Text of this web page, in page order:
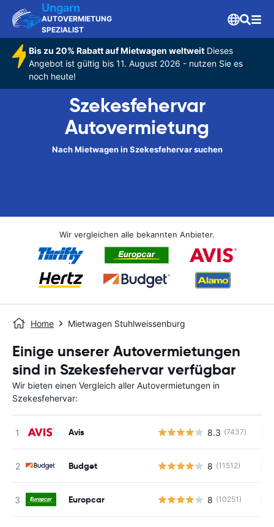
Ungarn
AUTOVERMIETUNG
SPEZIALIST
Bis zu 20% Rabatt auf Mietwagen weltweitDieses
Angebot ist gültig bis 11. August 2026 - nutzen Sie es
noch heute!
Szekesfehervar
Autovermietung
Nach Mietwagen in Szekesfehervar suchen
Wir vergleichen alle bekannten Anbieter.
Home Mietwagen Stuhlweissenburg
Einige unserer Autovermietungen
sind in Szekesfehervar verfügbar
Wir bieten einen Vergleich aller Autovermietungen in
Szekesfehervar:
Avis 8.3 (7437)
Budget 8 (11512)
Europcar 8 (10251)